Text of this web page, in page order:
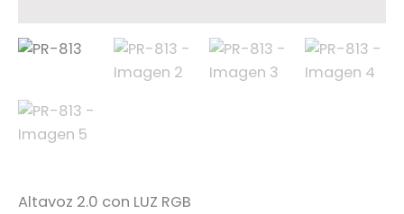
Altavoz 2.0 con LUZ RGB